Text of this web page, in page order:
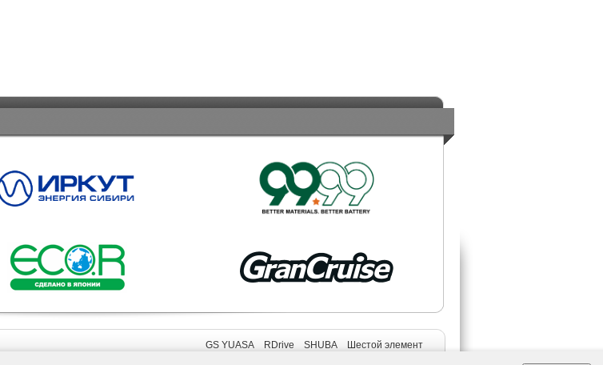
GS YUASA RDrive SHUBA Шестой элемент